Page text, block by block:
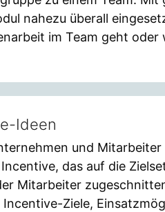
nahezu überall
im Team geht oder
Ideen
und Mitarbeiter
das auf die
Mitarbeiter
Ziele,